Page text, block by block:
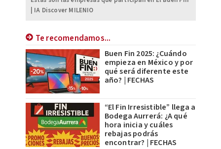
| IA Discover MILENIO
Te recomendamos...
Buen Fin 2025: ¿Cuándo
empieza en México y por
qué será diferente este
año? | FECHAS
“El Fin Irresistible” llega a
Bodega Aurrerá: ¿A qué
hora inicia y cuáles
rebajas podrás
encontrar? | FECHAS